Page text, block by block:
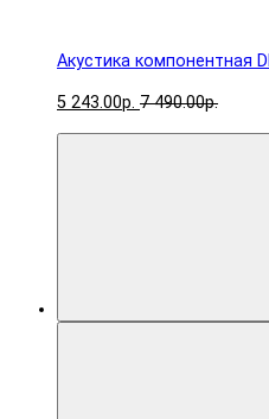
Акустика компонентная
5 243.00р. 7 490.00р.